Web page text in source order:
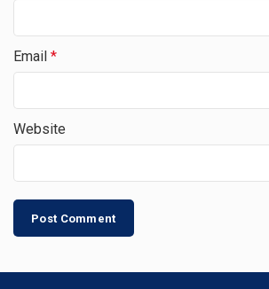
Email *
Website